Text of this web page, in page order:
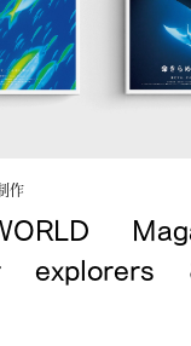
作